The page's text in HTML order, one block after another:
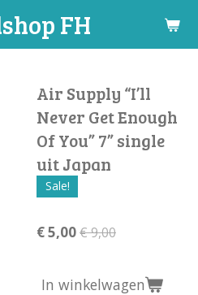
FH
Air Supply “I’ll
Never Get Enough
Of You” 7” single
uit Japan
Sale!
€ 5,00€ 9,00
In winkelwagen